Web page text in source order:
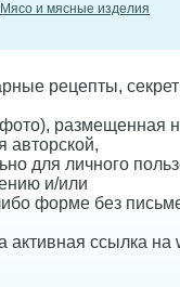
Мясо и мясные изделия
рецепты,
размещенная
авторской,
для личного
и/или
форме без
активная ссылка на